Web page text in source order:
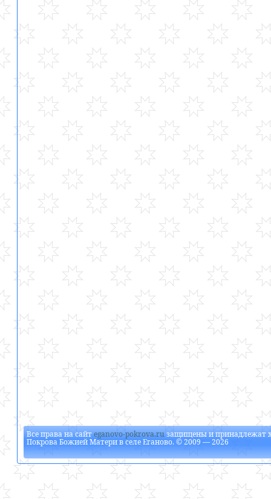
Все права на сайтeganovo-pokrova.ruзащищены и принадлежат
Покрова Божией Матери в селе Еганово. © 2009 — 2026